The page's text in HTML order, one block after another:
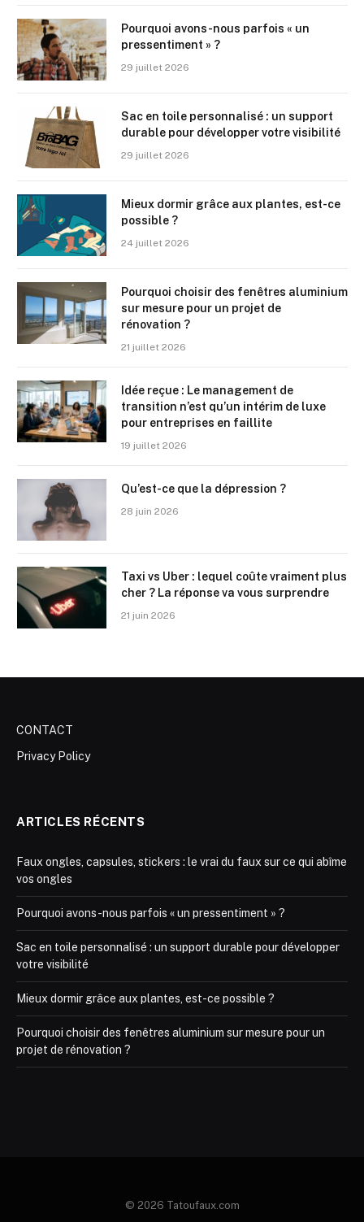
Pourquoi avons-nous parfois « un
pressentiment » ?
29 juillet 2026
Sac en toile personnalisé : un support
durable pour développer votre visibilité
29 juillet 2026
Mieux dormir grâce aux plantes, est-ce
possible ?
24 juillet 2026
Pourquoi choisir des fenêtres aluminium
sur mesure pour un projet de
rénovation ?
21 juillet 2026
Idée reçue : Le management de
transition n’est qu’un intérim de luxe
pour entreprises en faillite
19 juillet 2026
Qu’est-ce que la dépression ?
28 juin 2026
Taxi vs Uber : lequel coûte vraiment plus
cher ? La réponse va vous surprendre
21 juin 2026
CONTACT
Privacy Policy
ARTICLES RÉCENTS
Faux ongles, capsules, stickers : le vrai du faux sur ce qui abîme
vos ongles
Pourquoi avons-nous parfois « un pressentiment » ?
Sac en toile personnalisé : un support durable pour développer
votre visibilité
Mieux dormir grâce aux plantes, est-ce possible ?
Pourquoi choisir des fenêtres aluminium sur mesure pour un
projet de rénovation ?
© 2026 Tatoufaux.com